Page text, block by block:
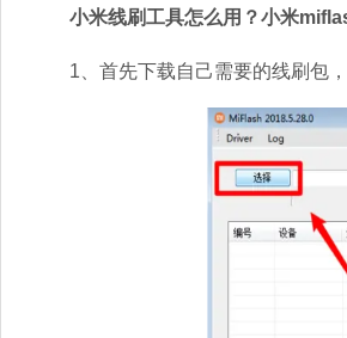
小米线刷工具怎么用？小米
1、首先下载自己需要的线刷包，